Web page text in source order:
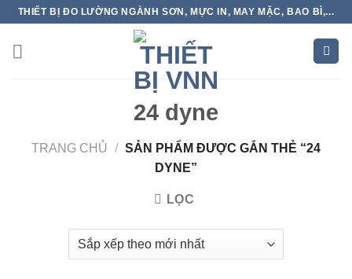
Skip
content
THIẾT BỊ ĐO LƯỜNG NGÀNH SƠN, MỰC IN, MAY MẶC, BAO BÌ,...
24 dyne
TRANG CHỦ / SẢN PHẨM ĐƯỢC GẮN THẺ “24
DYNE”
LỌC